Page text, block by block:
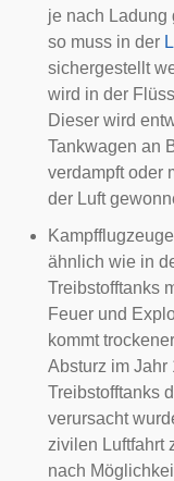
je nach Ladung
so muss in der
sichergestellt
wird in der
Dieser wird
Tankwagen an
verdampft oder
der Luft
Kampfflugzeuge
ähnlich wie in
Treibstofftanks
Feuer und
kommt trockener
Absturz im Jahr
Treibstofftanks
verursacht
zivilen Luftfahrt
nach